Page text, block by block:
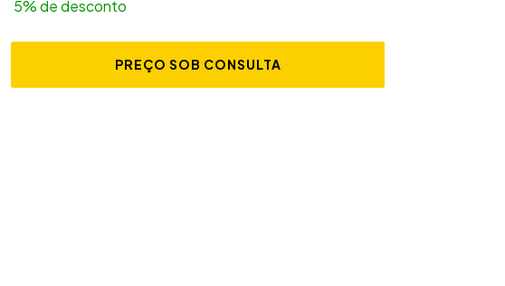
5% de desconto